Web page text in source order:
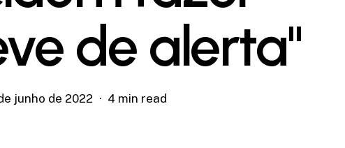
de alerta"
junho de 2022 4 min read